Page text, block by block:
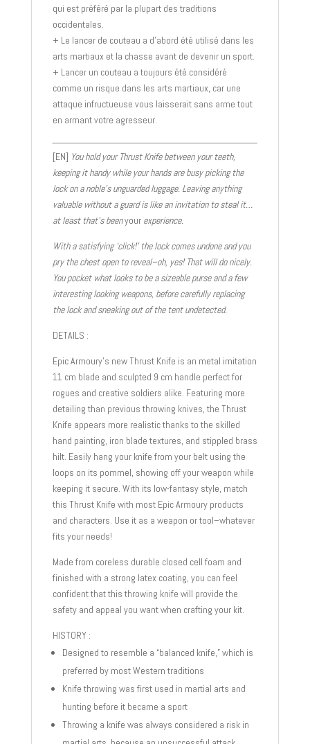
qui est préféré par la plupart des traditions
occidentales.
+ Le lancer de couteau a d’abord été utilisé dans les
arts martiaux et la chasse avant de devenir un sport.
+ Lancer un couteau a toujours été considéré
comme un risque dans les arts martiaux, car une
attaque infructueuse vous laisserait sans arme tout
en armant votre agresseur.
[EN] You hold your Thrust Knife between your teeth,
keeping it handy while your hands are busy picking the
lock on a noble’s unguarded luggage. Leaving anything
valuable without a guard is like an invitation to steal it…
at least that’s beenyourexperience.
With a satisfying ‘click!’ the lock comes undone and you
pry the chest open to reveal–oh, yes! That will do nicely.
You pocket what looks to be a sizeable purse and a few
interesting looking weapons, before carefully replacing
the lock and sneaking out of the tent undetected.
DETAILS :
Epic Armoury’s new Thrust Knife is an metal imitation
11 cm blade and sculpted 9 cm handle perfect for
rogues and creative soldiers alike. Featuring more
detailing than previous throwing knives, the Thrust
Knife appears more realistic thanks to the skilled
hand painting, iron blade textures, and stippled brass
hilt. Easily hang your knife from your belt using the
loops on its pommel, showing off your weapon while
keeping it secure. With its low-fantasy style, match
this Thrust Knife with most Epic Armoury products
and characters. Use it as a weapon or tool–whatever
fits your needs!
Made from coreless durable closed cell foam and
finished with a strong latex coating, you can feel
confident that this throwing knife will provide the
safety and appeal you want when crafting your kit.
HISTORY :
Designed to resemble a “balanced knife,” which is
preferred by most Western traditions
Knife throwing was first used in martial arts and
hunting before it became a sport
Throwing a knife was always considered a risk in